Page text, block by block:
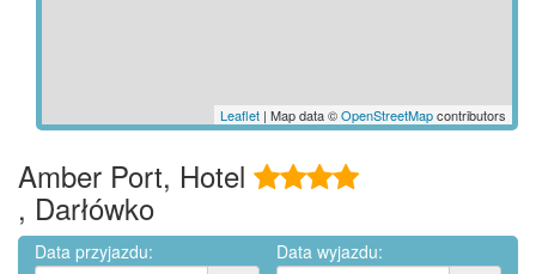
Leaflet | Map data ©OpenStreetMapcontributors
Amber Port, Hotel
, Darłówko
Data przyjazdu: Data wyjazdu: